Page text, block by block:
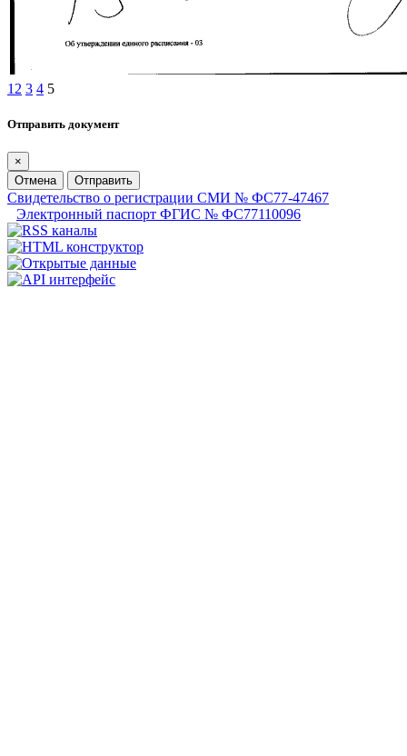
1 2 3 4 5
Отправить документ
×
Отмена
Отправить
Свидетельство о регистрации СМИ № ФС77-47467
Электронный паспорт ФГИС № ФС77110096